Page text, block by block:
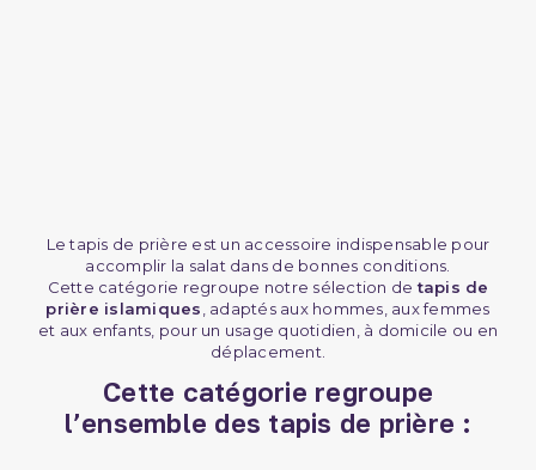
Le tapis de prière est un accessoire indispensable pour
accomplir la salat dans de bonnes conditions.
Cette catégorie regroupe notre sélection detapis de
prière islamiques , adaptés aux hommes, aux femmes
et aux enfants, pour un usage quotidien, à domicile ou en
déplacement.
Cette catégorie regroupe
l’ensemble des tapis de prière :